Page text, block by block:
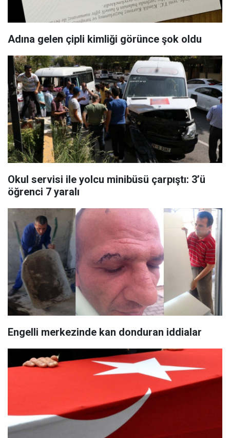
Adına gelen çipli kimliği görünce şok oldu
Okul servisi ile yolcu minibüsü çarpıştı: 3’ü
öğrenci 7 yaralı
Engelli merkezinde kan donduran iddialar